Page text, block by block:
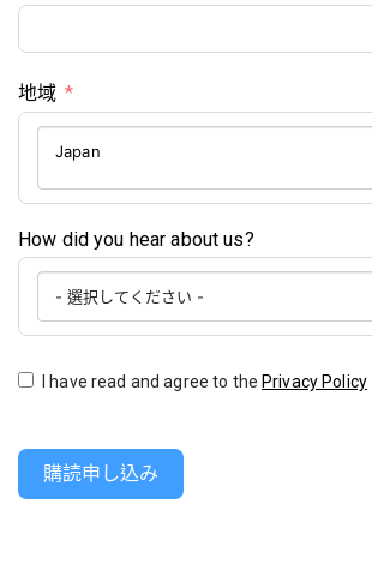
地域
Japan
How did you hear about us?
I have read and agree to thePrivacy Policy
購読申し込み